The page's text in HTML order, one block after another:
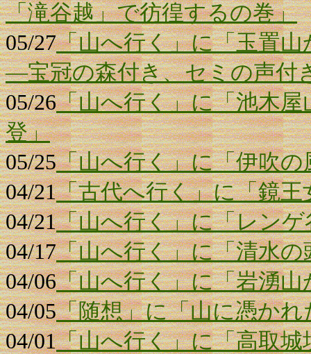
「滝谷越」で彷徨するの巻」
05/27「山へ行く」に「玉置
―宝冠の森付き、セミの声付
05/26「山へ行く」に「池木
登」
05/25「山へ行く」に「伊吹の
04/21「古代へ行く」に「鏡王
04/21「山へ行く」に「レン
04/17「山へ行く」に「清水
04/06「山へ行く」に「岩湧
04/05「随想」に「山に憑か
04/01「山へ行く」に「高取